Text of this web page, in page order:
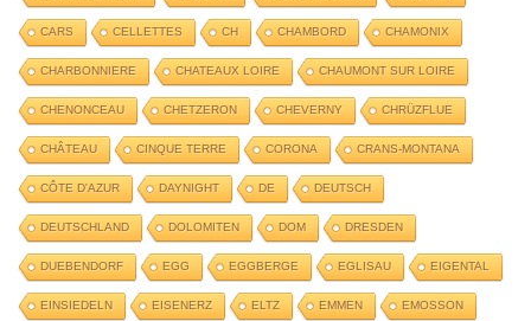
CARS CELLETTES CH CHAMBORD CHAMONIX
CHARBONNIERE CHATEAUX LOIRE CHAUMONT SUR LOIRE
CHENONCEAU CHETZERON CHEVERNY CHRÜZFLUE
CHÂTEAU CINQUE TERRE CORONA CRANS-MONTANA
CÔTE D'AZUR DAYNIGHT DE DEUTSCH
DEUTSCHLAND DOLOMITEN DOM DRESDEN
DUEBENDORF EGG EGGBERGE EGLISAU EIGENTAL
EINSIEDELN EISENERZ ELTZ EMMEN EMOSSON